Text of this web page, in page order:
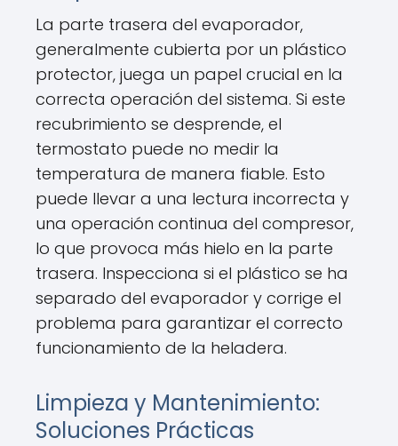
La parte trasera del evaporador,
generalmente cubierta por un plástico
protector, juega un papel crucial en la
correcta operación del sistema. Si este
recubrimiento se desprende, el
termostato puede no medir la
temperatura de manera fiable. Esto
puede llevar a una lectura incorrecta y
una operación continua del compresor,
lo que provoca más hielo en la parte
trasera. Inspecciona si el plástico se ha
separado del evaporador y corrige el
problema para garantizar el correcto
funcionamiento de la heladera.
Limpieza y Mantenimiento:
Soluciones Prácticas